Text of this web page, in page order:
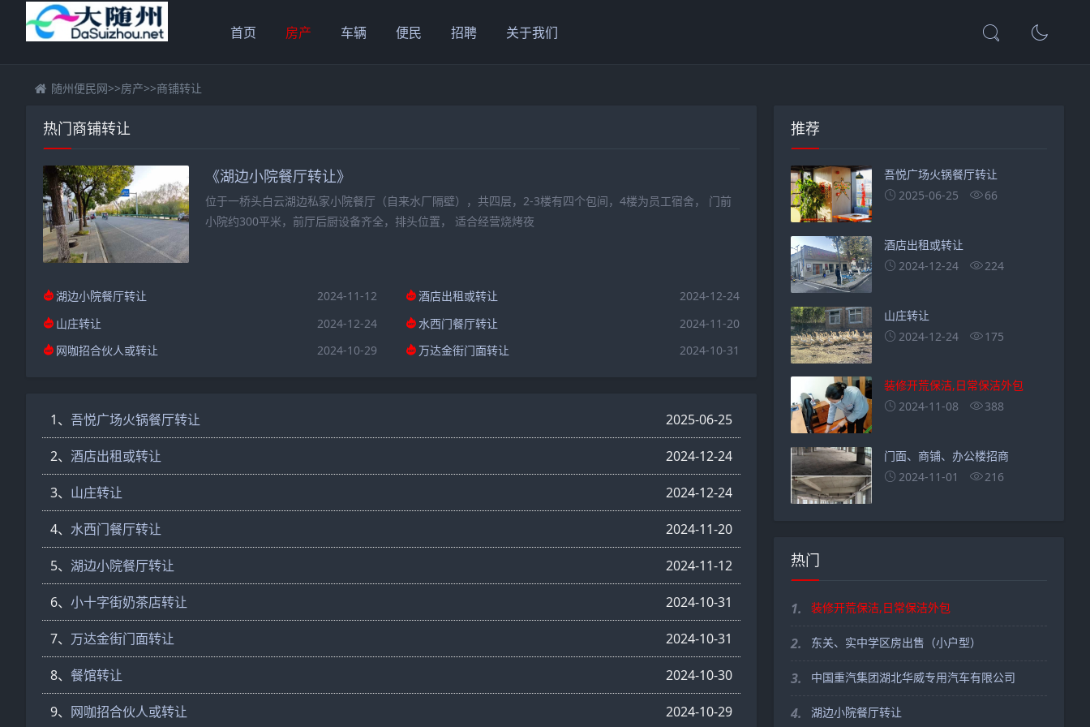
首页 房产 车辆 便民 招聘 关于我们
随州便民网>>房产>>商铺转让
热门商铺转让
《湖边小院餐厅转让》
位于一桥头白云湖边私家小院餐厅（自来水厂隔壁），共四层，2-3楼有四个包间，4楼为员工宿舍， 门前
小院约300平米，前厅后厨设备齐全，排头位置， 适合经营烧烤夜
湖边小院餐厅转让 2024-11-12 酒店出租或转让
2024-12-24
山庄转让
2024-12-24 水西门餐厅转让
2024-11-20
网咖招合伙人或转让
2024-10-29 万达金街门面转让 2024-10-31
2025-06-25
1、 吾悦广场火锅餐厅转让
2024-12-24
2、 酒店出租或转让
2024-12-24
3、 山庄转让
2024-11-20
4、 水西门餐厅转让
2024-11-12
5、 湖边小院餐厅转让
2024-10-31
6、 小十字街奶茶店转让
2024-10-31
7、 万达金街门面转让
2024-10-30
8、 餐馆转让
2024-10-29
9、 网咖招合伙人或转让
推荐
吾悦广场火锅餐厅转让
2025-06-25
66
酒店出租或转让
2024-12-24
224
山庄转让
2024-12-24
175
装修开荒保洁,日常保洁外包
2024-11-08
388
门面、商铺、办公楼招商
2024-11-01
216
热门
1. 装修开荒保洁,日常保洁外包
2. 东关、实中学区房出售（小户型）
3. 中国重汽集团湖北华威专用汽车有限公司
4. 湖边小院餐厅转让